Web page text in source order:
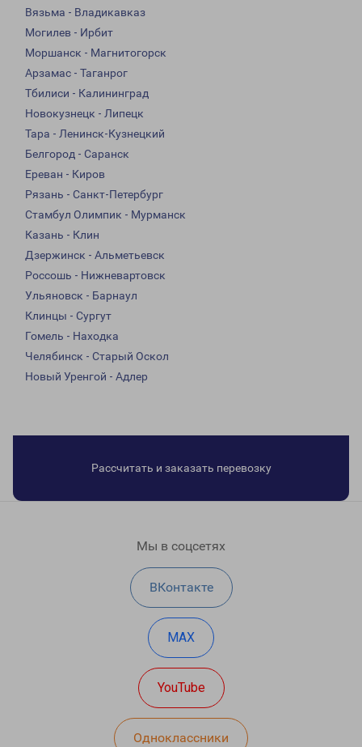
Вязьма - Владикавказ
Могилев - Ирбит
Моршанск - Магнитогорск
Арзамас - Таганрог
Тбилиси - Калининград
Новокузнецк - Липецк
Тара - Ленинск-Кузнецкий
Белгород - Саранск
Ереван - Киров
Рязань - Санкт-Петербург
Стамбул Олимпик - Мурманск
Казань - Клин
Дзержинск - Альметьевск
Россошь - Нижневартовск
Ульяновск - Барнаул
Клинцы - Сургут
Гомель - Находка
Челябинск - Старый Оскол
Новый Уренгой - Адлер
Рассчитать и заказать перевозку
Мы в соцсетях
ВКонтакте
MAX
YouTube
Одноклассники